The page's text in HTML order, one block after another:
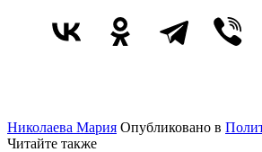
Николаева Мария Опубликовано в
Читайте также